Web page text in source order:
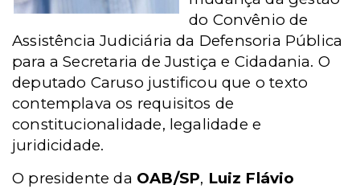
do Convênio de
Assistência Judiciária da Defensoria Pública
para a Secretaria de Justiça e Cidadania. O
deputado Caruso justificou que o texto
contemplava os requisitos de
constitucionalidade, legalidade e
juridicidade.
O presidente da OAB/SP, Luiz Flávio